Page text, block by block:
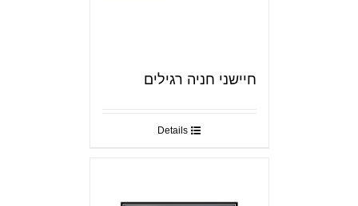
חיישני חניה רגילים
Details